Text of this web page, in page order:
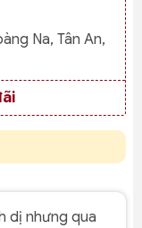
Na, Tân An,
dị nhưng qua